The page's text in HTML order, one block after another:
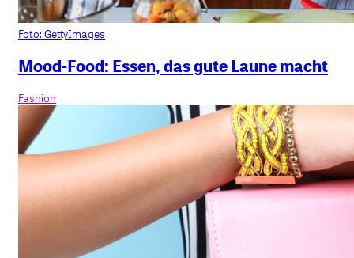
Foto: GettyImages
Mood-Food: Essen, das gute Laune macht
Fashion